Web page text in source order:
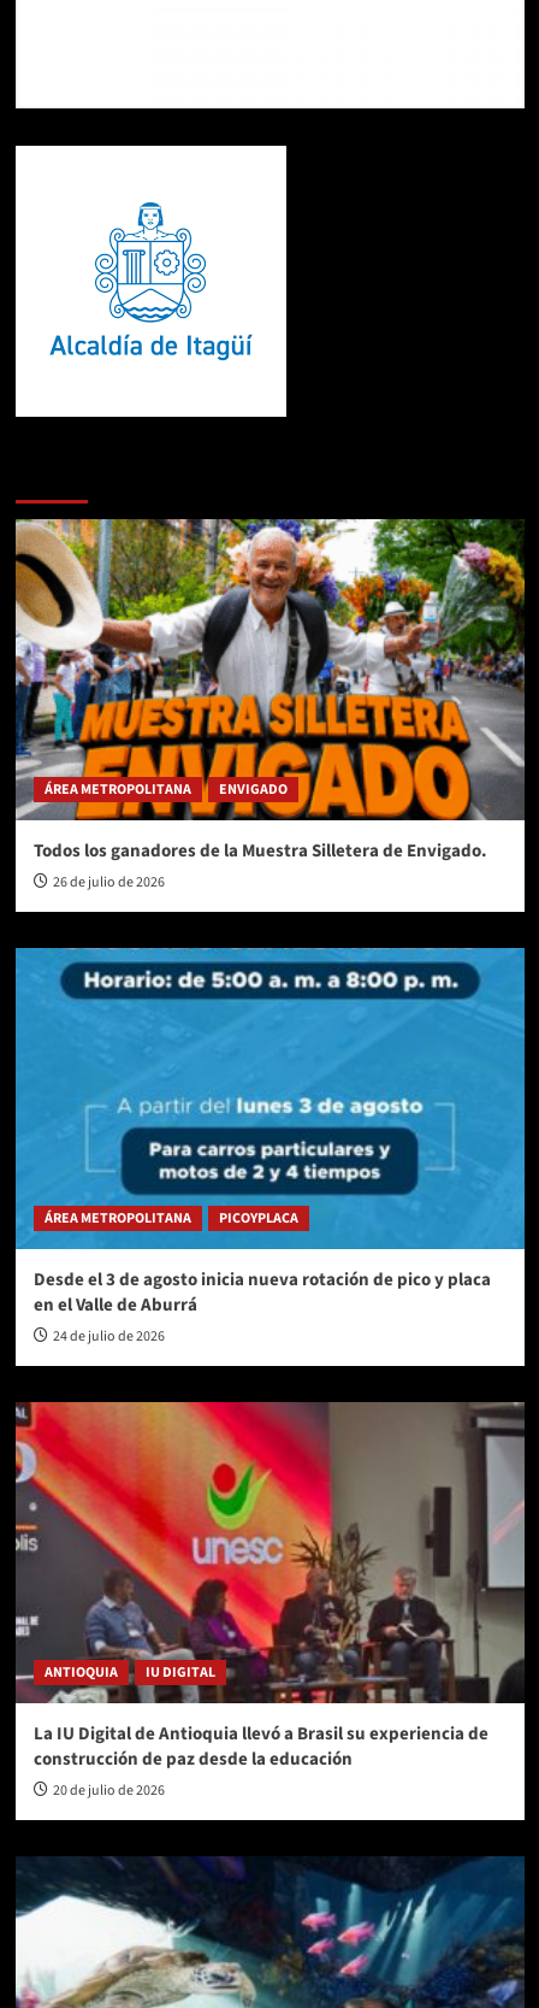
ÁREA METROPOLITANA ENVIGADO
Todos los ganadores de la Muestra Silletera de Envigado.
26 de julio de 2026
ÁREA METROPOLITANA PICOYPLACA
Desde el 3 de agosto inicia nueva rotación de pico y placa
en el Valle de Aburrá
24 de julio de 2026
ANTIOQUIA IU DIGITAL
La IU Digital de Antioquia llevó a Brasil su experiencia de
construcción de paz desde la educación
20 de julio de 2026